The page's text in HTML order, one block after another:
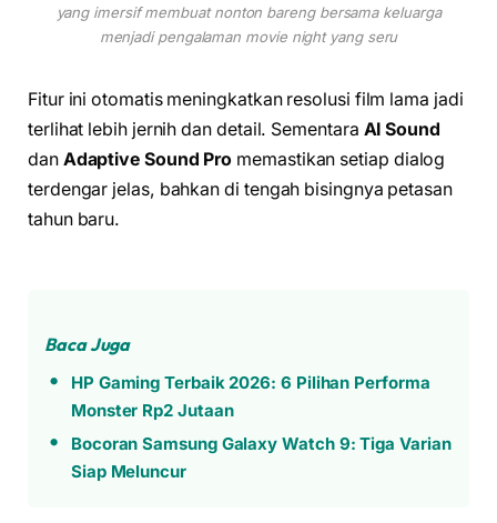
yang imersif membuat nonton bareng bersama keluarga
menjadi pengalaman movie night yang seru
Fitur ini otomatis meningkatkan resolusi film lama jadi
terlihat lebih jernih dan detail. Sementara AI Sound
dan Adaptive Sound Pro memastikan setiap dialog
terdengar jelas, bahkan di tengah bisingnya petasan
tahun baru.
Baca Juga
HP Gaming Terbaik 2026: 6 Pilihan Performa
Monster Rp2 Jutaan
Bocoran Samsung Galaxy Watch 9: Tiga Varian
Siap Meluncur